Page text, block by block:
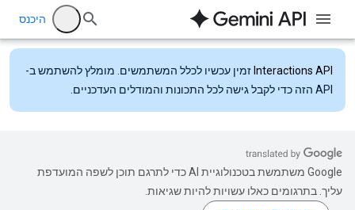
היכנס
Interactions API זמין עכשיו לכלל המשתמשים. מומלץ להשתמש ב-
API הזה כדי לקבל גישה לכל התכונות והמודלים העדכניים.
‫Google משתמשת בטכנולוגיית AI כדי לתרגם תוכן לשפה המועדפת
עליך. בתרגומים כאלו עשויות להיות שגיאות.